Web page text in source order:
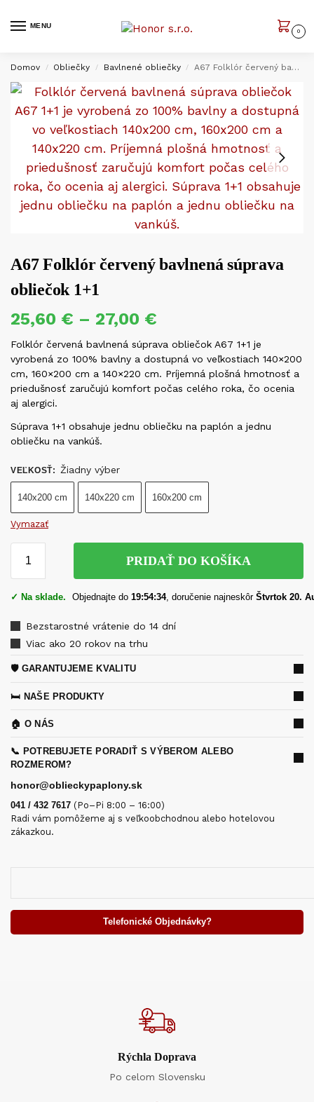
MENU
0
Domov / Obliečky / Bavlnené obliečky / A67 Folklór červený bavlnená súprava obliečok 1+1
A67 Folklór červený bavlnená súprava
obliečok 1+1
25,60 € – 27,00 €
Folklór červená bavlnená súprava obliečok A67 1+1 je
vyrobená zo 100% bavlny a dostupná vo veľkostiach 140×200
cm, 160×200 cm a 140×220 cm. Príjemná plošná hmotnosť a
priedušnosť zaručujú komfort počas celého roka, čo ocenia
aj alergici.
Súprava 1+1 obsahuje jednu obliečku na paplón a jednu
obliečku na vankúš.
VEĽKOSŤ: Žiadny výber
140x200 cm 140x220 cm 160x200 cm
Vymazať
PRIDAŤ DO KOŠÍKA
✓ Na sklade. Objednajte do19:54:33, doručenie najneskôrŠtvrtok 20.
Bezstarostné vrátenie do 14 dní
Viac ako 20 rokov na trhu
🛡️ GARANTUJEME KVALITU
🛏️ NAŠE PRODUKTY
🏠 O NÁS
📞 POTREBUJETE PORADIŤ S VÝBEROM ALEBO
ROZMEROM?
honor@oblieckypaplony.sk
041 / 432 7617 (Po–Pi 8:00 – 16:00)
Radi vám pomôžeme aj s veľkoobchodnou alebo hotelovou
zákazkou.
Telefonické Objednávky?
Rýchla Doprava
Po celom Slovensku